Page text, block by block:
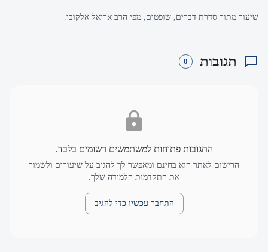
שיעור מתוך סדרת דברים, שופטים, מפי הרב אריאל אלקובי.
תגובות 0
התגובות פתוחות למשתמשים רשומים בלבד.
הרישום לאתר הוא בחינם ומאפשר לך להגיב על שיעורים ולשמור
את התקדמות הלמידה שלך.
התחבר עכשיו כדי להגיב